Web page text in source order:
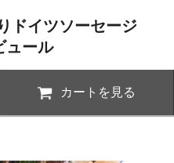
ドイツソーセージ
ュール
カートを見る